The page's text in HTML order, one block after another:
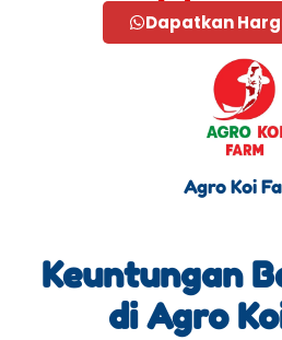
Dapatkan
Agro Koi
Keuntungan
di Agro